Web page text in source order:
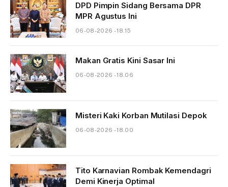
DPD Pimpin Sidang Bersama DPR
MPR Agustus Ini
06-08-2026 - 18.15
Makan Gratis Kini Sasar Ini
06-08-2026 - 18.06
Misteri Kaki Korban Mutilasi Depok
06-08-2026 - 18.00
Tito Karnavian Rombak Kemendagri
Demi Kinerja Optimal